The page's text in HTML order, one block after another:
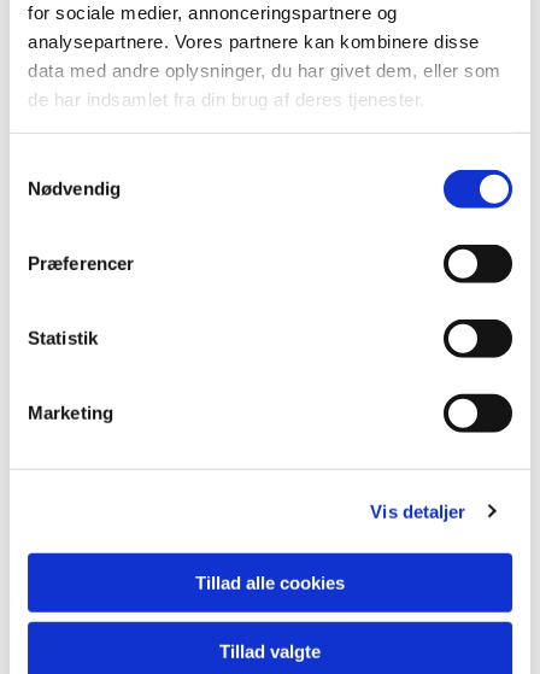
for sociale medier, annonceringspartnere og
analysepartnere. Vores partnere kan kombinere disse
data med andre oplysninger, du har givet dem, eller som
de har indsamlet fra din brug af deres tjenester.
Nødvendig
Præferencer
Statistik
Marketing
Vis detaljer
Tillad alle cookies
Tillad valgte
komme i kirke eller ej. Tag din baby under armen,
og kom og vær med til at fylde sognegården med
sang og smil.